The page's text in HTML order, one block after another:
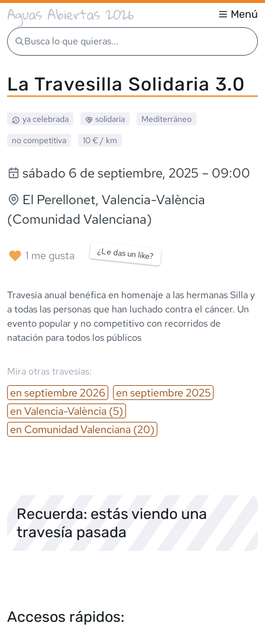
Aguas Abiertas 2026 Menú
Busca lo que quieras...
La Travesilla Solidaria 3.0
ya celebrada solidaria
Mediterráneo
no competitiva
10 € / km
sábado 6 de septiembre, 2025 – 09:00
El Perellonet, Valencia-València
(Comunidad Valenciana)
1 me gusta ¿Le das un like?
Travesía anual benéfica en homenaje a las hermanas Silla y
a todas las personas que han luchado contra el cáncer. Un
evento popular y no competitivo con recorridos de
natación para todos los públicos
Mira otras travesías:
en septiembre 2026 en septiembre 2025
en Valencia-València (5)
en Comunidad Valenciana (20)
Recuerda: estás viendo una
travesía pasada
Accesos rápidos: